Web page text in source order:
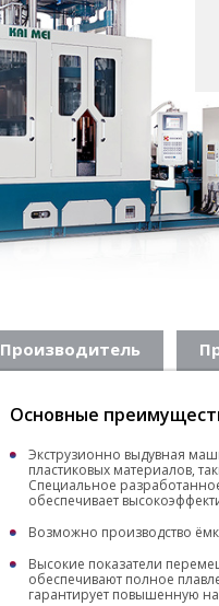
Производитель
Основные
Экструзионно выдувная
пластиковых материалов,
Специальное
обеспечивает
Возможно производство
Высокие показатели
обеспечивают полное
гарантирует повышенную